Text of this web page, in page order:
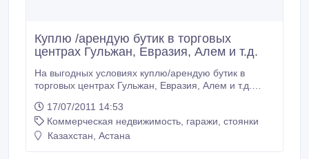
Куплю /арендую бутик в торговых
центрах Гульжан, Евразия, Алем и т.д.
На выгодных условиях куплю/арендую бутик в
торговых центрах Гульжан, Евразия, Алем и т.д.
Условия покупки/аренды обговорю на ваших
условиях..
17/07/2011 14:53
Коммерческая недвижимость, гаражи, стоянки
Казахстан, Астана